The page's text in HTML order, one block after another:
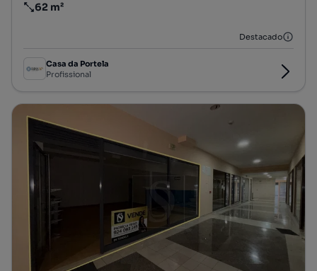
Preço por metro quadrado
62 m²
Destacado
Casa da Portela
Profissional